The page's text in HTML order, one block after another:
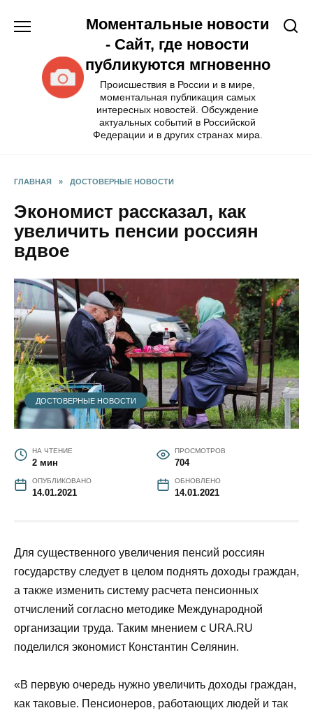
Моментальные новости
- Сайт, где новости
публикуются мгновенно
Происшествия в России и в мире,
моментальная публикация самых
интересных новостей. Обсуждение
актуальных событий в Российской
Федерации и в других странах мира.
ГЛАВНАЯ » ДОСТОВЕРНЫЕ НОВОСТИ
Экономист рассказал, как
увеличить пенсии россиян
вдвое
ДОСТОВЕРНЫЕ НОВОСТИ
НА ЧТЕНИЕ
2 мин
ПРОСМОТРОВ
704
ОПУБЛИКОВАНО
14.01.2021
ОБНОВЛЕНО
14.01.2021
Для существенного увеличения пенсий россиян
государству следует в целом поднять доходы граждан,
а также изменить систему расчета пенсионных
отчислений согласно методике Международной
организации труда. Таким мнением с URA.RU
поделился экономист Константин Селянин.
«В первую очередь нужно увеличить доходы граждан,
как таковые. Пенсионеров, работающих людей и так